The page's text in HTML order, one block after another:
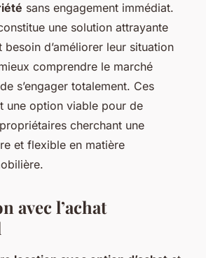
sans engagement immédiat.
une solution attrayante
d’améliorer leur situation
comprendre le marché
s’engager totalement. Ces
une option viable pour de
cherchant une
et flexible en matière
avec l’achat